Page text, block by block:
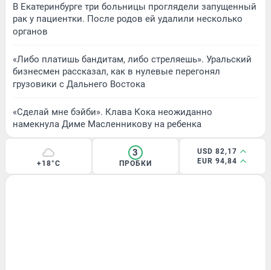
В Екатеринбурге три больницы проглядели запущенный
рак у пациентки. После родов ей удалили несколько
органов
«Либо платишь бандитам, либо стреляешь». Уральский
бизнесмен рассказал, как в нулевые перегонял
грузовики с Дальнего Востока
«Сделай мне бэйби». Клава Кока неожиданно
намекнула Диме Масленникову на ребенка
+18°C
3
ПРОБКИ
USD 82,17
EUR 94,84